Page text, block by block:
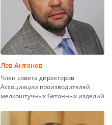
Лев Антонов
Член совета директоров
Ассоциации производителей
мелкоштучных бетонных изделий